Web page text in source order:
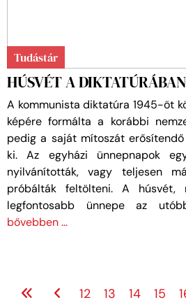
Tudástár
HÚSVÉT A DIKTATÚRÁBAN
A kommunista diktatúra 1945-öt
képére formálta a korábbi
pedig a saját mítoszát
ki. Az egyházi ünnepnapok
nyilvánították, vagy teljesen
próbálták feltölteni. A húsvét,
legfontosabb ünnepe az
bővebben …
12 13 14 15